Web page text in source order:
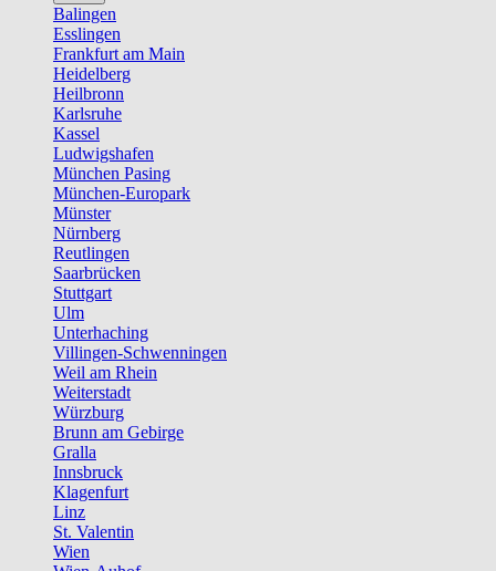
Balingen
Esslingen
Frankfurt am Main
Heidelberg
Heilbronn
Karlsruhe
Kassel
Ludwigshafen
München Pasing
München-Europark
Münster
Nürnberg
Reutlingen
Saarbrücken
Stuttgart
Ulm
Unterhaching
Villingen-Schwenningen
Weil am Rhein
Weiterstadt
Würzburg
Brunn am Gebirge
Gralla
Innsbruck
Klagenfurt
Linz
St. Valentin
Wien